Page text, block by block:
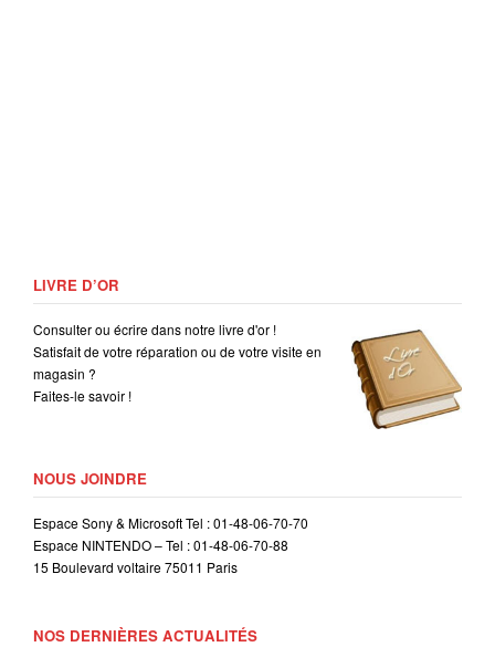
LIVRE D’OR
Consulter ou écrire dans notre livre d'or !
Satisfait de votre réparation ou de votre visite en
magasin ?
Faites-le savoir !
NOUS JOINDRE
Espace Sony & Microsoft Tel : 01-48-06-70-70
Espace NINTENDO – Tel : 01-48-06-70-88
15 Boulevard voltaire 75011 Paris
NOS DERNIÈRES ACTUALITÉS